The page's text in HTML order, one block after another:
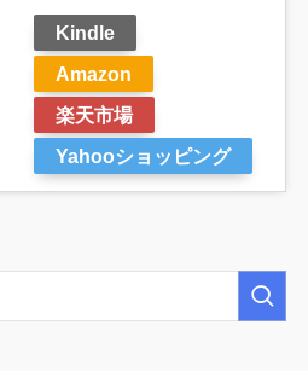
Kindle
Amazon
楽天市場
Yahooショッピング